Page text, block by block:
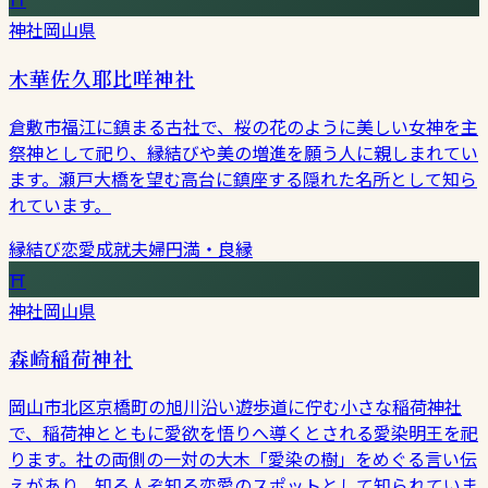
神社岡山県
木華佐久耶比咩神社
倉敷市福江に鎮まる古社で、桜の花のように美しい女神を主
祭神として祀り、縁結びや美の増進を願う人に親しまれてい
ます。瀬戸大橋を望む高台に鎮座する隠れた名所として知ら
れています。
縁結び恋愛成就夫婦円満・良縁
⛩
神社岡山県
森崎稲荷神社
岡山市北区京橋町の旭川沿い遊歩道に佇む小さな稲荷神社
で、稲荷神とともに愛欲を悟りへ導くとされる愛染明王を祀
ります。社の両側の一対の大木「愛染の樹」をめぐる言い伝